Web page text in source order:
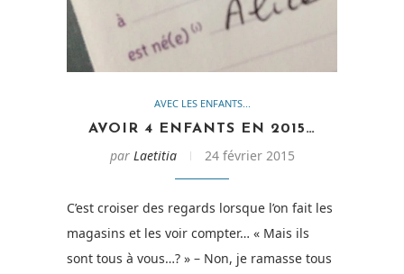
AVEC LES ENFANTS...
AVOIR 4 ENFANTS EN 2015…
par Laetitia 24 février 2015
C’est croiser des regards lorsque l’on fait les
magasins et les voir compter… « Mais ils
sont tous à vous…? » – Non, je ramasse tous